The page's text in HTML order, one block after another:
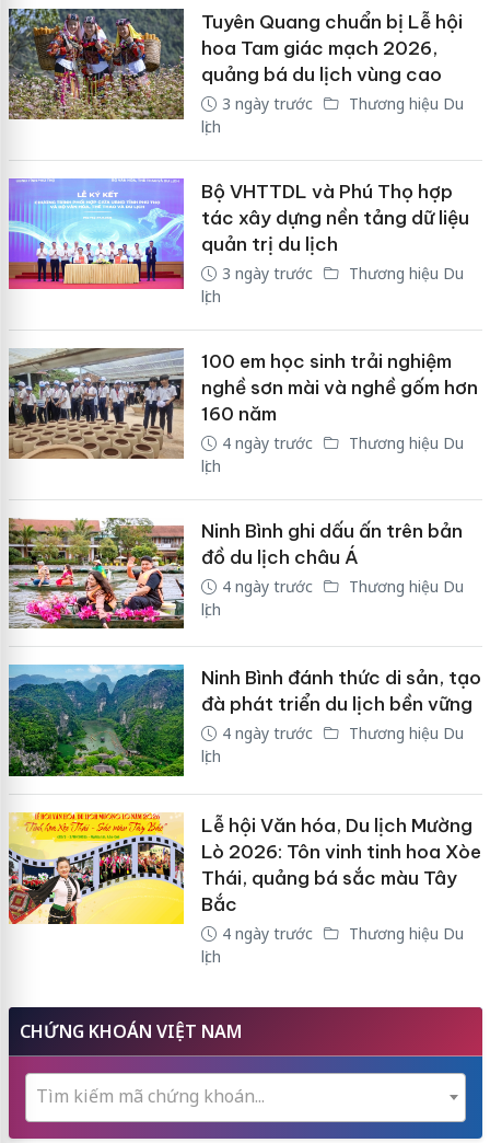
Tuyên Quang chuẩn bị Lễ hội
hoa Tam giác mạch 2026,
quảng bá du lịch vùng cao
3 ngày trước
Thương hiệu Du
lịch
Bộ VHTTDL và Phú Thọ hợp
tác xây dựng nền tảng dữ liệu
quản trị du lịch
3 ngày trước
Thương hiệu Du
lịch
100 em học sinh trải nghiệm
nghề sơn mài và nghề gốm hơn
160 năm
4 ngày trước
Thương hiệu Du
lịch
Ninh Bình ghi dấu ấn trên bản
đồ du lịch châu Á
4 ngày trước
Thương hiệu Du
lịch
Ninh Bình đánh thức di sản, tạo
đà phát triển du lịch bền vững
4 ngày trước
Thương hiệu Du
lịch
Lễ hội Văn hóa, Du lịch Mường
Lò 2026: Tôn vinh tinh hoa Xòe
Thái, quảng bá sắc màu Tây
Bắc
4 ngày trước
Thương hiệu Du
lịch
CHỨNG KHOÁN VIỆT NAM
Tìm kiếm mã chứng khoán...